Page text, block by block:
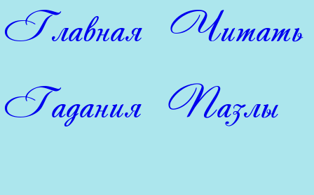
Главная Читать
Гадания Пазлы